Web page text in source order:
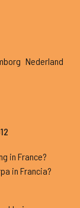
Nederland
in France?
in Francia?